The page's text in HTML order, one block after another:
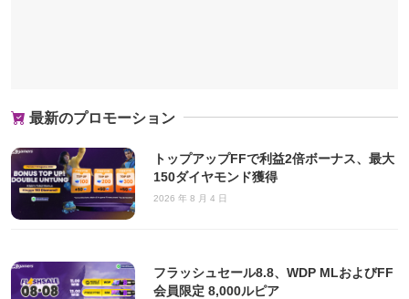
最新のプロモーション
トップアップFFで利益2倍ボーナス、最大
150ダイヤモンド獲得
2026 年 8 月 4 日
フラッシュセール8.8、WDP MLおよびFF
会員限定 8,000ルピア